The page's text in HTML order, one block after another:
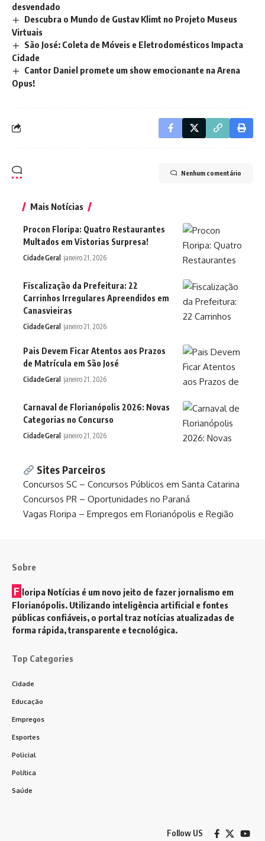
desvendado
Descubra o Mundo de Gustav Klimt no Projeto Museus
Virtuais
São José: Coleta de Móveis e Eletrodomésticos Impacta
Cidade
Cantor Daniel promete um show emocionante na Arena
Opus!
Nenhum comentário
Mais Notícias
Procon Floripa: Quatro Restaurantes
Multados em Vistorias Surpresa!
CidadeGeral janeiro 21, 2026
Fiscalização da Prefeitura: 22
Carrinhos Irregulares Apreendidos em
Canasvieiras
CidadeGeral janeiro 21, 2026
Pais Devem Ficar Atentos aos Prazos
de Matrícula em São José
CidadeGeral janeiro 21, 2026
Carnaval de Florianópolis 2026: Novas
Categorias no Concurso
CidadeGeral janeiro 21, 2026
Sites Parceiros
Concursos SC – Concursos Públicos em Santa Catarina
Concursos PR – Oportunidades no Paraná
Vagas Floripa – Empregos em Florianópolis e Região
Sobre
F loripa Notícias é um novo jeito de fazer jornalismo em
Florianópolis. Utilizando inteligência artificial e fontes
públicas confiáveis, o portal traz notícias atualizadas de
forma rápida, transparente e tecnológica.
Top Categories
Cidade
Educação
Empregos
Esportes
Policial
Política
Saúde
Follow US